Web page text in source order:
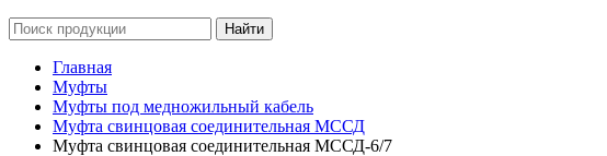
Главная
Муфты
Муфты под медножильный кабель
Муфта свинцовая соединительная МССД
Муфта свинцовая соединительная МССД-6/7